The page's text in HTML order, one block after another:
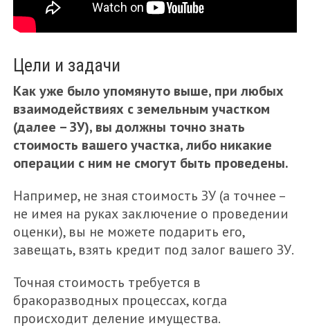
Цели и задачи
Как уже было упомянуто выше, при любых
взаимодействиях с земельным участком
(далее – ЗУ), вы должны точно знать
стоимость вашего участка, либо никакие
операции с ним не смогут быть проведены.
Например, не зная стоимость ЗУ (а точнее –
не имея на руках заключение о проведении
оценки), вы не можете подарить его,
завещать, взять кредит под залог вашего ЗУ.
Точная стоимость требуется в
бракоразводных процессах, когда
происходит деление имущества.